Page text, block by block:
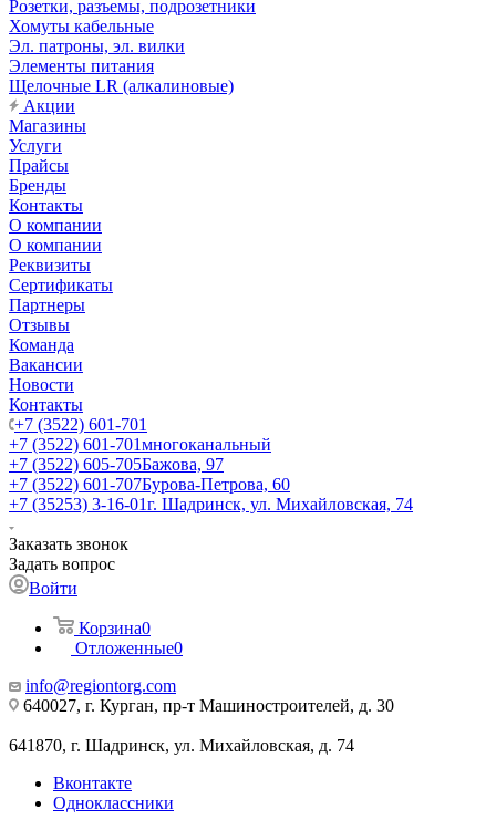
Розетки, разъемы, подрозетники
Хомуты кабельные
Эл. патроны, эл. вилки
Элементы питания
Щелочные LR (алкалиновые)
Акции
Магазины
Услуги
Прайсы
Бренды
Контакты
О компании
О компании
Реквизиты
Сертификаты
Партнеры
Отзывы
Команда
Вакансии
Новости
Контакты
+7 (3522) 601-701
+7 (3522) 601-701многоканальный
+7 (3522) 605-705Бажова, 97
+7 (3522) 601-707Бурова-Петрова, 60
+7 (35253) 3-16-01г. Шадринск, ул. Михайловская, 74
Заказать звонок
Задать вопрос
Войти
Корзина0
Отложенные0
info@regiontorg.com
640027, г. Курган, пр-т Машиностроителей, д. 30
641870, г. Шадринск, ул. Михайловская, д. 74
Вконтакте
Одноклассники